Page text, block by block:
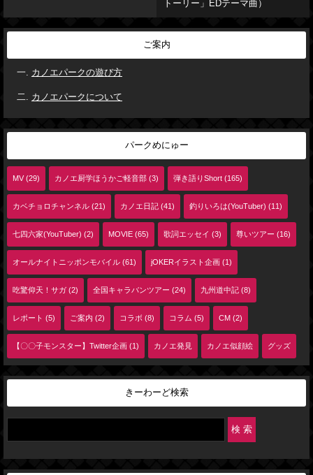
トーリー」EDテーマ曲）
ご案内
カノエパークの遊び方
カノエパークについて
パークめにゅー
MV (29) カノエ厨学ほうかご軽音部 (3) 弾き語りShort (165)
カベチョロチャンネル (21) カノエ日記 (41) 釣りいろは(YouTuber) (11)
七四六家(YouTuber) (2) MOVIE (65) 歌詞エッセイ (3) 尊いツアー (16)
オールナイトニッポンモバイル (61) jOKERイラスト企画 (1)
吃驚仰天！サガ (2) 全国キャラバンツアー (24) 九州道中記 (8)
レポート (5) ご案内 (2) コラボ (8) コラム (5) CM (2)
【〇〇子モンスター】Twitter企画 (1) カノエ発見 カノエ似顔絵 グッズ
きーわーど検索